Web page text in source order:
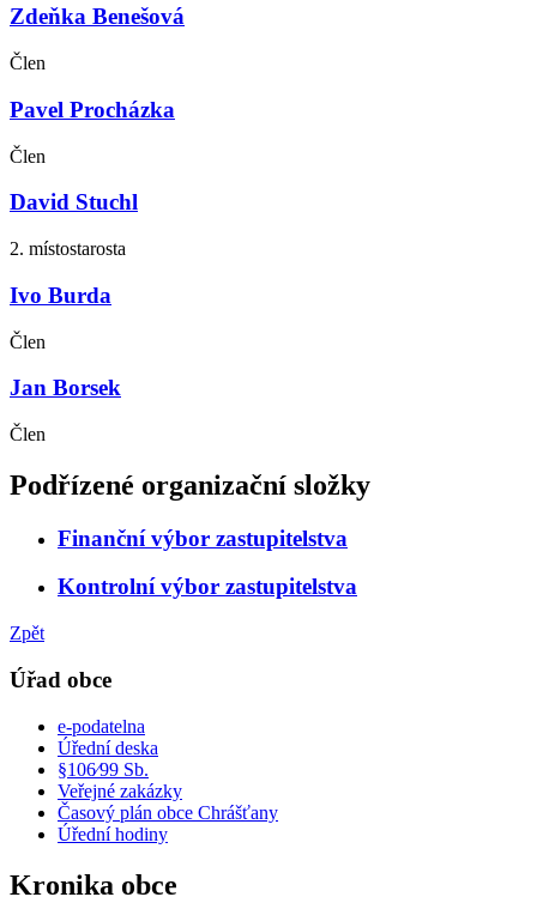
Zdeňka Benešová
Člen
Pavel Procházka
Člen
David Stuchl
2. místostarosta
Ivo Burda
Člen
Jan Borsek
Člen
Podřízené organizační složky
Finanční výbor zastupitelstva
Kontrolní výbor zastupitelstva
Zpět
Úřad obce
e-podatelna
Úřední deska
§106⁄99 Sb.
Veřejné zakázky
Časový plán obce Chrášťany
Úřední hodiny
Kronika obce